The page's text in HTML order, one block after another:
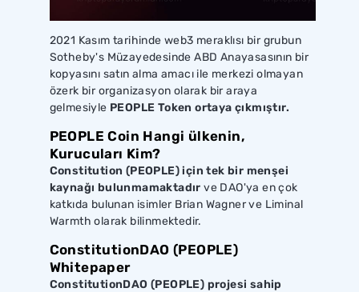
2021 Kasım tarihinde web3 meraklısı bir grubun
Sotheby's Müzayedesinde ABD Anayasasının bir
kopyasını satın alma amacı ile merkezi olmayan
özerk bir organizasyon olarak bir araya
gelmesiyle PEOPLE Token ortaya çıkmıştır.
PEOPLE Coin Hangi ülkenin,
Kurucuları Kim?
Constitution (PEOPLE) için tek bir menşei
kaynağı bulunmamaktadır ve DAO'ya en çok
katkıda bulunan isimler Brian Wagner ve Liminal
Warmth olarak bilinmektedir.
ConstitutionDAO (PEOPLE)
Whitepaper
ConstitutionDAO (PEOPLE) projesi sahip